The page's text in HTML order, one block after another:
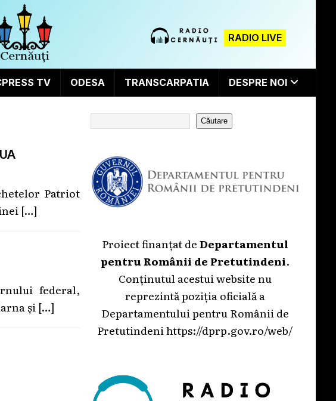
RADIO LIVE
TV ODESA TRANSCARPATIA DESPRE NOI
Patriot
[…]
federal,
și […]
Căutare
Proiect finanțat deDepartamentul
pentru Românii de Pretutindeni.
Conținutul acestui website nu
reprezintă poziția oficială a
Departamentului pentru Românii de
Pretutindenihttps://dprp.gov.ro/web/